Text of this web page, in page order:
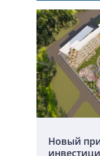
Новый